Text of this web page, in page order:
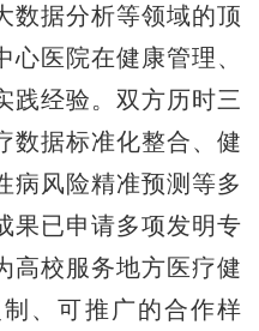
数据分析等领域的顶
医院在健康管理、
践经验。双方历时三
数据标准化整合、健
病风险精准预测等多
果已申请多项发明专
高校服务地方医疗健
、可推广的合作样